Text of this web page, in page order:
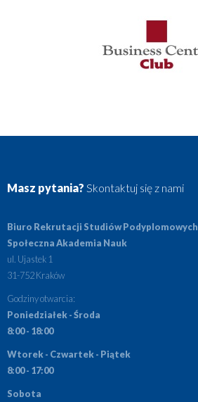
Masz pytania? Skontaktuj się z nami
Biuro Rekrutacji Studiów Podyplomowych
Społeczna Akademia Nauk
ul. Ujastek 1
31-752 Kraków
Godziny otwarcia:
Poniedziałek - Środa
8:00 - 18:00
Wtorek - Czwartek - Piątek
8:00 - 17:00
Sobota